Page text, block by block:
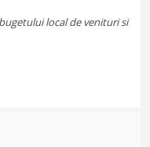
local de venituri si